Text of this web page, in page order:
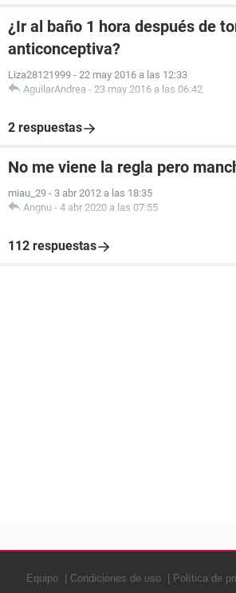
¿Ir al baño 1 hora después de
anticonceptiva?
Liza28121999 - 22 may 2016 a las 12:33
AguilarAndrea - 23 may 2016 a las 06:42
2 respuestas
No me viene la regla pero
miau_29 - 3 abr 2012 a las 18:35
Angnu - 4 abr 2020 a las 07:55
112 respuestas
Equipo Condiciones de uso Política de